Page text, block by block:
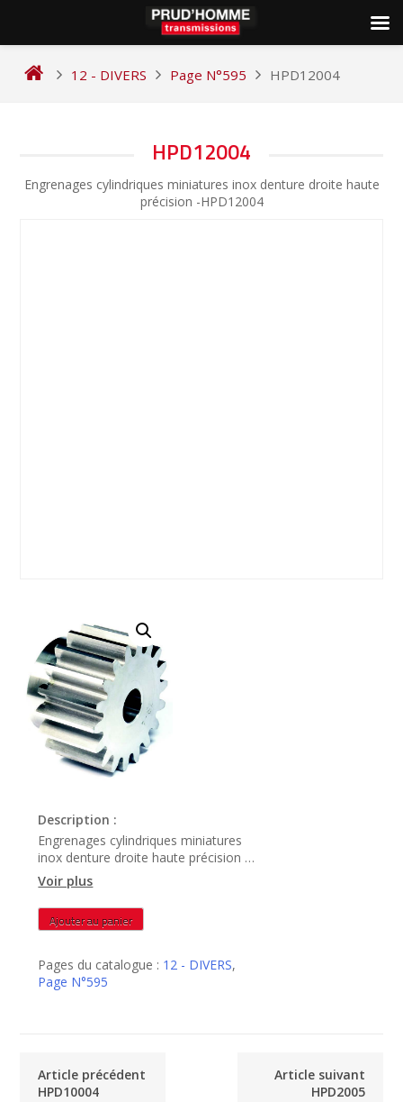
12 - DIVERS Page N°595 HPD12004
HPD12004
Engrenages cylindriques miniatures inox denture droite haute
précision -HPD12004
Description :
Engrenages cylindriques miniatures
inox denture droite haute précision -
HPD12004
Voir plus
quantité
de
Ajouter au panier
Pages du catalogue : 12 - DIVERS,
Page N°595
DE
Article précédent
HPD10004
Article suivant
HPD2005